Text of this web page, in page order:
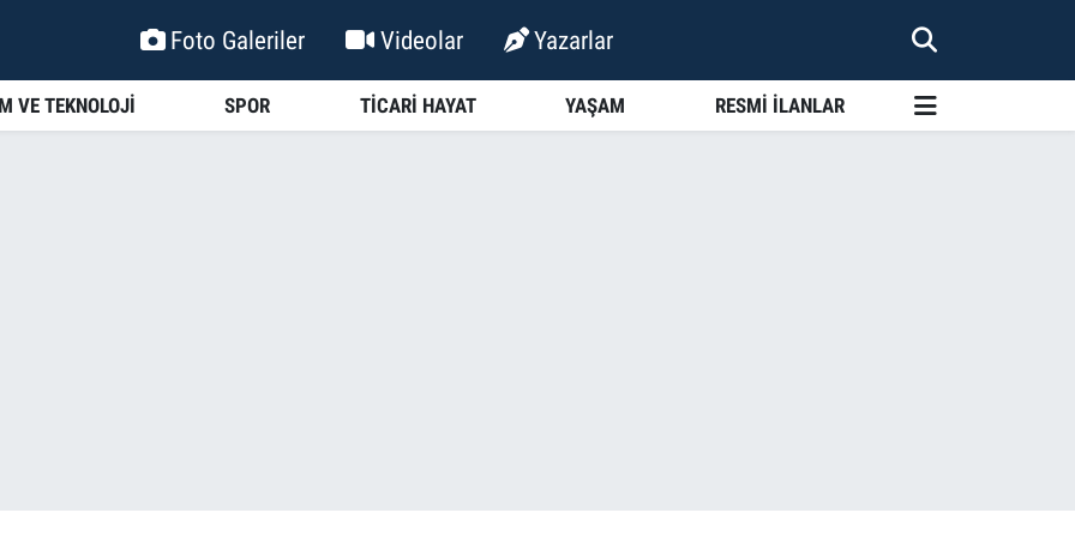
Foto Galeriler Videolar Yazarlar
VE TEKNOLOJİ SPOR TİCARİ HAYAT YAŞAM RESMİ İLANLAR